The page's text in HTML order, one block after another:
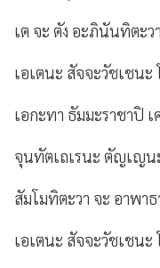
เต จะ ตัง อะภินันทิตะว
เอเตนะ สัจจะวัชเชน
เอกะทา ธัมมะราชาปิ
จุนทัตเถเรนะ ตัญเญน
สัมโมทิตะวา จะ อาพา
เอเตนะ สัจจะวัชเชน